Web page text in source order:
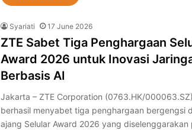
Syariati 17 June 2026
ZTE Sabet Tiga Penghargaan
Award 2026 untuk Inovasi
Berbasis AI
Jakarta – ZTE Corporation (0763.HK/
berhasil menyabet tiga penghargaan bergengsi
ajang Selular Award 2026 yang diselenggarakan